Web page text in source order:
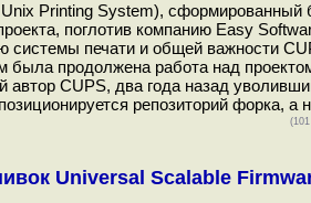
Printing System), сформированный
поглотив компанию Easy
системы печати и общей важности
была продолжена работа над
CUPS, два года назад
репозиторий форка, а
Universal Scalable